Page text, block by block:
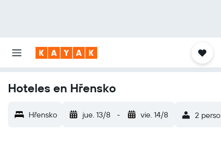
Hoteles en Hřensko
Hřensko jue. 13/8 - vie. 14/8 2